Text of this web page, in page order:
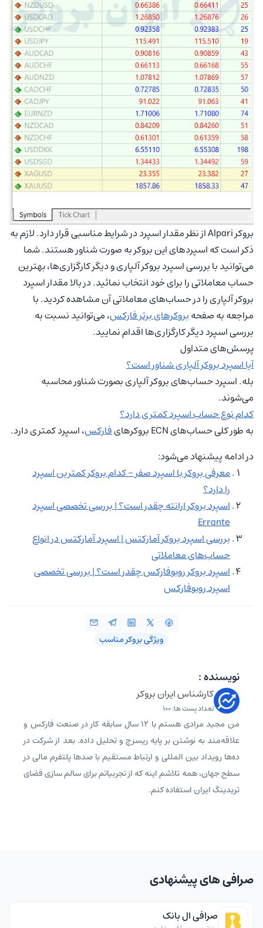
بروکر Alpari از نظر مقدار اسپرد در شرایط مناسبی قرار دارد. لازم به
ذکر است که اسپردهای این بروکر به صورت شناور هستند. شما
می‌توانید با بررسی اسپرد بروکر آلپاری و دیگر کارگزاری‌ها، بهترین
حساب معاملاتی را برای خود انتخاب نمائید. در بالا مقدار اسپرد
بروکر آلپاری را در حساب‌های معاملاتی آن مشاهده کردید. با
مراجعه به صفحهبروکرهای برتر فارکس، می‌توانید نسبت به
بررسی اسپرد دیگر کارگزاری‌ها اقدام نمایید.
پرسش‌های متداول
آیا اسپرد بروکر آلپاری شناور است؟
بله. اسپرد حساب‌های بروکر آلپاری بصورت شناور محاسبه
می‌شوند.
کدام نوع حساب اسپرد کمتری دارد؟
به طور کلی حساب‌های ECN بروکرهای
فارکس، اسپرد کمتری دارد.
در ادامه پیشنهاد می‌شود:
معرفی بروکر با اسپرد صفر – کدام بروکر کمترین اسپرد
را دارد؟
اسپرد بروکر ارانته چقدر است؟ | بررسی تخصصی اسپرد
Errante
بررسی اسپرد بروکر آمارکتس | اسپرد آمارکتس در انواع
حساب‌های معاملاتی
اسپرد بروکر روبوفارکس چقدر است؟ | بررسی تخصصی
اسپرد روبوفارکس
ویژگی بروکر مناسب
نویسنده :
کارشناس ایران بروکر
تعداد پست ها: 100
من مجید مرادی هستم با 12 سال سابقه کار در صنعت فارکس و
علاقه‌مند به نوشتن بر پایه ریسرچ و تحلیل داده. بعد از شرکت در
ده‌ها رویداد بین المللی و ارتباط مستقیم با صدها پلتفرم مالی در
سطح جهان، همه تلاشم اینه که از تجربیاتم برای سالم سازی فضای
تریدینگ ایران استفاده کنم.
صرافی های پیشنهادی
صرافی ال بانک